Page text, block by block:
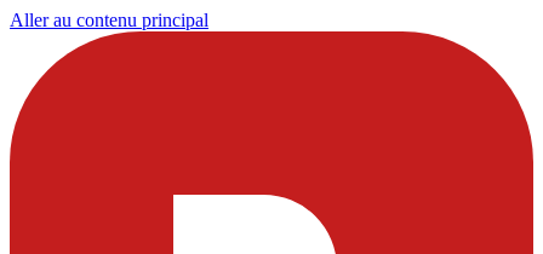
Aller au contenu principal